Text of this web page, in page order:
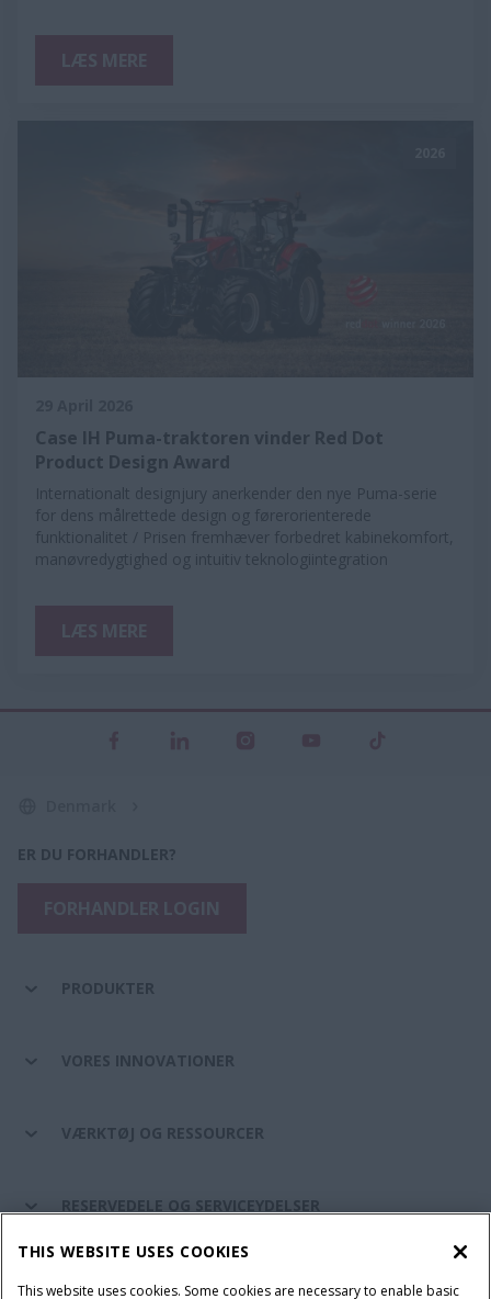
Case IH Puma-traktoren vinder Red Dot
Product Design Award
Internationalt designjury anerkender den nye Puma-serie
for dens målrettede design og førerorienterede
funktionalitet / Prisen fremhæver forbedret kabinekomfort,
manøvredygtighed og intuitiv teknologiintegration
ER DU FORHANDLER?
PRODUKTER
VORES INNOVATIONER
VÆRKTØJ OG RESSOURCER
RESERVEDELE OG SERVICEYDELSER
THIS WEBSITE USES COOKIES
This website uses cookies. Some cookies are necessary to enable basic